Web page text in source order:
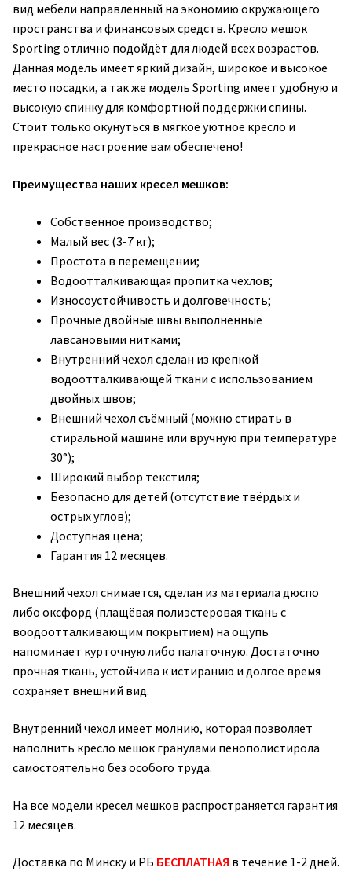
вид мебели направленный на экономию окружающего
пространства и финансовых средств. Кресло мешок
Sporting отлично подойдёт для людей всех возрастов.
Данная модель имеет яркий дизайн, широкое и высокое
место посадки, а так же модель Sporting имеет удобную и
высокую спинку для комфортной поддержки спины.
Стоит только окунуться в мягкое уютное кресло и
прекрасное настроение вам обеспечено!
Преимущества наших кресел мешков:
Собственное производство;
Малый вес (3-7 кг);
Простота в перемещении;
Водоотталкивающая пропитка чехлов;
Износоустойчивость и долговечность;
Прочные двойные швы выполненные
лавсановыми нитками;
Внутренний чехол сделан из крепкой
водоотталкивающей ткани с использованием
двойных швов;
Внешний чехол съёмный (можно стирать в
стиральной машине или вручную при температуре
30°);
Широкий выбор текстиля;
Безопасно для детей (отсутствие твёрдых и
острых углов);
Доступная цена;
Гарантия 12 месяцев.
Внешний чехол снимается, сделан из материала дюспо
либо оксфорд (плащёвая полиэстеровая ткань с
воодоотталкивающим покрытием) на ощупь
напоминает курточную либо палаточную. Достаточно
прочная ткань, устойчива к истиранию и долгое время
сохраняет внешний вид.
Внутренний чехол имеет молнию, которая позволяет
наполнить кресло мешок гранулами пенополистирола
самостоятельно без особого труда.
На все модели кресел мешков распространяется гарантия
12 месяцев.
Доставка по Минску и РБ БЕСПЛАТНАЯ в течение 1-2 дней.